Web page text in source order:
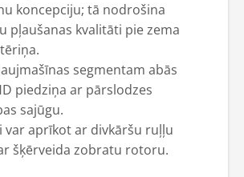
koncepciju; tā nodrošina
pļaušanas kvalitāti pie zema
segmentam abās
piedziņa ar pārslodzes
sajūgu.
var aprīkot ar divkāršu ruļļu
šķērveida zobratu rotoru.